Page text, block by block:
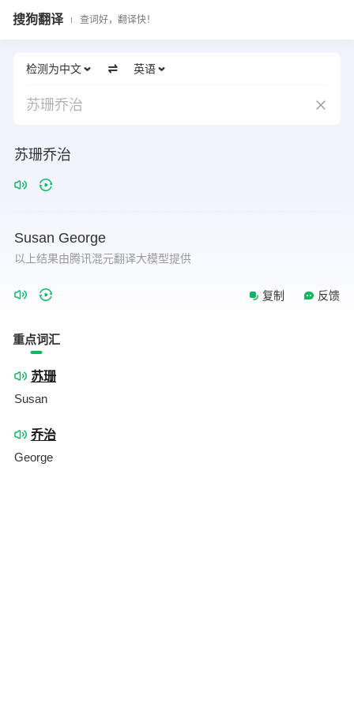
搜狗翻译 查词好，翻译快！
检测为中文 英语
苏珊乔治
苏珊乔治
Susan George
以上结果由腾讯混元翻译大模型提供
复制 反馈
重点词汇
苏珊
Susan
乔治
George